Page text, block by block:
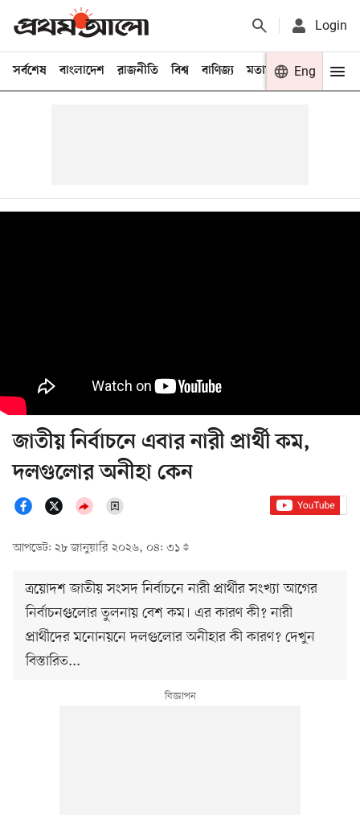
Login
সর্বশেষ বাংলাদেশ রাজনীতি বিশ্ব বাণিজ্য মতামত খেলা
Eng
জাতীয় নির্বাচনে এবার নারী প্রার্থী কম,
দলগুলোর অনীহা কেন
আপডেট: ২৮ জানুয়ারি ২০২৬, ০৪: ৩১
ত্রয়োদশ জাতীয় সংসদ নির্বাচনে নারী প্রার্থীর সংখ্যা আগের
নির্বাচনগুলোর তুলনায় বেশ কম। এর কারণ কী? নারী
প্রার্থীদের মনোনয়নে দলগুলোর অনীহার কী কারণ? দেখুন
বিস্তারিত...